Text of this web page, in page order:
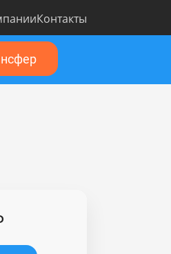
Контакты